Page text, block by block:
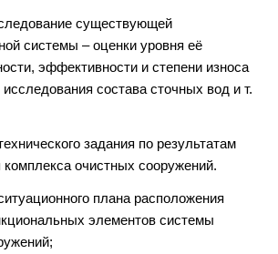
существующей
системы – оценки уровня её
эффективности и степени износа
состава сточных вод и т.
задания по результатам
очистных сооружений.
плана расположения
элементов системы